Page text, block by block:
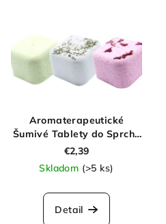
Aromaterapeutické
Šumivé Tablety do Sprchy
70g
€2,39
Skladom (>5 ks)
Detail